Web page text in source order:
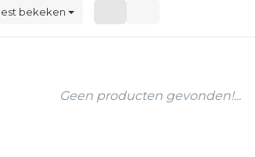
bekeken
Geen producten gevonden!...